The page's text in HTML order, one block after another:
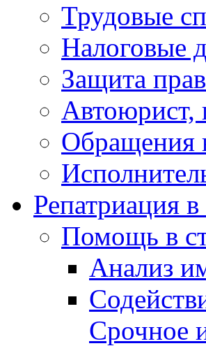
Трудовые
Налоговые
Защита
Обращения
Репатриация
Помощь в
Анализ
Срочное